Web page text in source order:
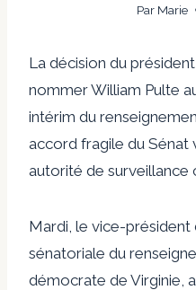
Par Marie
La décision du
nommer William Pulte
intérim du
accord fragile du Sénat
autorité de surveillance
Mardi, le vice-président
sénatoriale du
démocrate de Virginie,